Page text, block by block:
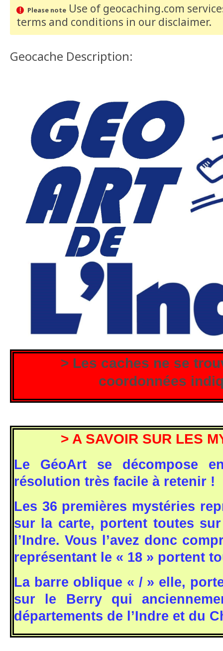
Please noteUse of geocaching.com
terms and conditions in our disclaimer.
Geocache Description:
> Les caches ne se
coordonnées
> A SAVOIR SUR LES
Le GéoArt se décompose
résolution très facile à retenir !
Les 36 premières mystéries
sur la carte, portent toutes
l’Indre. Vous l’avez donc
représentant le « 18 » portent
La barre oblique « / » elle,
sur le Berry qui
départements de l’Indre et du